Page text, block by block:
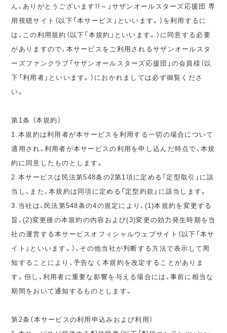
ん、ありがとうございます!!～」サザンオールスターズ応援団 専
用視聴サイト（以下「本サービス」といいます。）を利用するに
は、この利用規約（以下「本規約」といいます。）に同意する必要
がありますので、本サービスをご利用されるサザンオールスタ
ーズファンクラブ「サザンオールスターズ応援団」の会員様（以
下「利用者」といいます。）におかれましては必ず御覧くださ
い。
第1条 （本規約）
1.本規約は利用者が本サービスを利用する一切の場合について
適用され、利用者が本サービスの利用を申し込んだ時点で、本規
約に同意したものとします。
2.本サービスは民法第548条の2第1項に定める「定型取引」に該
当し、また、本規約は同項に定める「定型約款」に該当します。
3.当社は、民法第548条の4の規定により、(1)本規約を変更する
旨、(2)変更後の本規約の内容および(3)変更の効力発生時期を当
社の運営する本サービスオフィシャルウェブサイト（以下「本サ
イト」といいます。）、その他当社が判断する方法で表示して周
知することにより、予告なく本規約を改定することがありま
す。但し、利用者に重要な影響を与える場合には、事前に相当な
期間をおいて通知するものとします。
第2条（本サービスの利用申込みおよび利用）